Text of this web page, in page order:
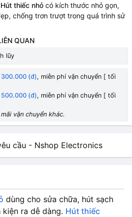
Hút thiếc nhỏ có kích thước nhỏ gọn,
chống trơn trượt trong quá trình sử
QUAN
lũy
300.000 (đ), miễn phí vận chuyển [ tối
500.000 (đ), miễn phí vận chuyển [ tối
vận chuyển khác.
dùng cho sửa chữa, hút sạch
ra dễ dàng. Hút thiếc